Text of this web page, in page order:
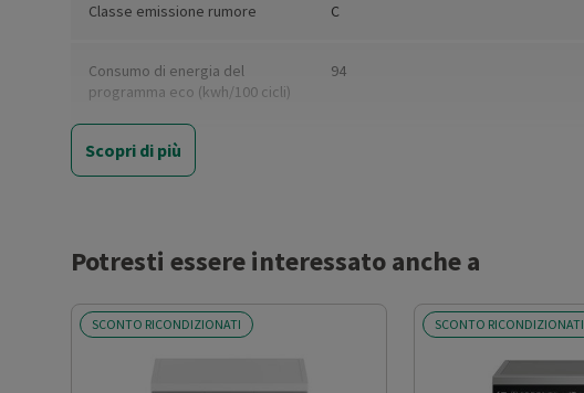
Classe emissione rumore C
Consumo di energia del
programma eco (kwh/100 cicli)
94
Consumo di acqua per ciclo
Eco (litri)
Scopri di più
Potresti essere interessato anche a
SCONTO RICONDIZIONATI SCONTO RICONDIZIONATI